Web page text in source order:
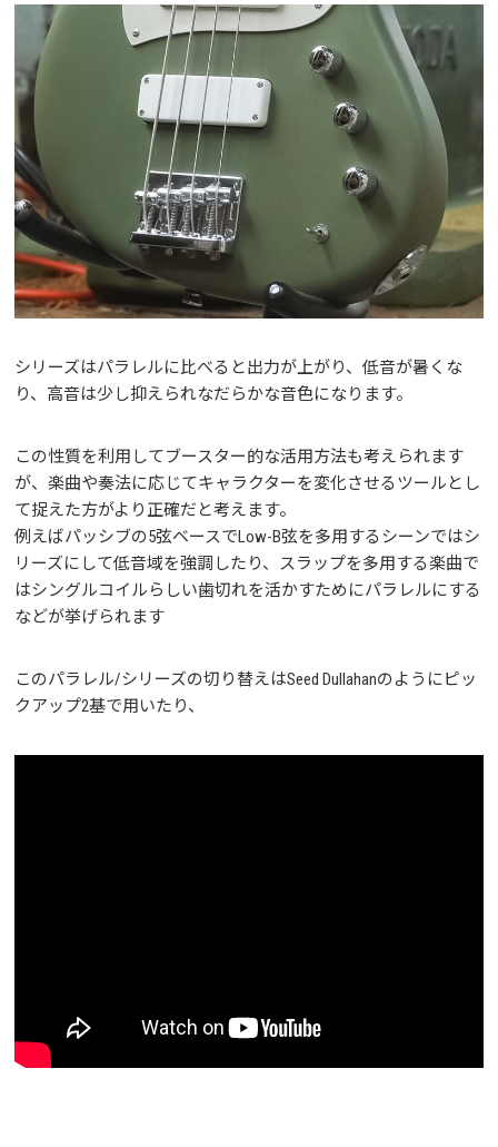
シリーズはパラレルに比べると出力が上がり、低音が暑くな
り、高音は少し抑えられなだらかな音色になります。
この性質を利用してブースター的な活用方法も考えられます
が、楽曲や奏法に応じてキャラクターを変化させるツールとし
て捉えた方がより正確だと考えます。
例えばパッシブの5弦ベースでLow-B弦を多用するシーンではシ
リーズにして低音域を強調したり、スラップを多用する楽曲で
はシングルコイルらしい歯切れを活かすためにパラレルにする
などが挙げられます
このパラレル/シリーズの切り替えはSeed Dullahanのようにピッ
クアップ2基で用いたり、